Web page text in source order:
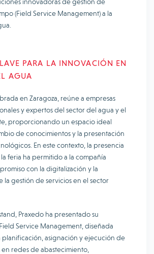
(Field Service Management) a la
PARA LA INNOVACIÓN EN
AGUA
en Zaragoza, reúne a empresas
y expertos del sector del agua y el
proporcionando un espacio ideal
de conocimientos y la presentación
En este contexto, la presencia
feria ha permitido a la compañía
con la digitalización y la
la gestión de servicios en el sector
Praxedo ha presentado su
Service Management, diseñada
planificación, asignación y ejecución de
redes de abastecimiento,